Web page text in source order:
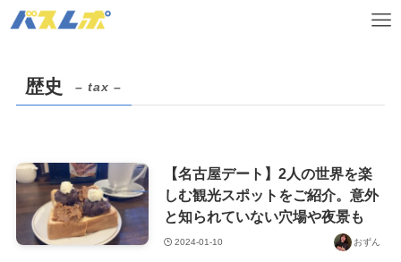
歴史 – tax –
【名古屋デート】2人の世界を楽
しむ観光スポットをご紹介。意外
と知られていない穴場や夜景も
2024-01-10 おずん